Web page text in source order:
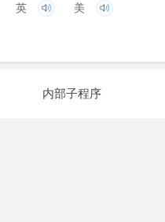
英 美
内部子程序